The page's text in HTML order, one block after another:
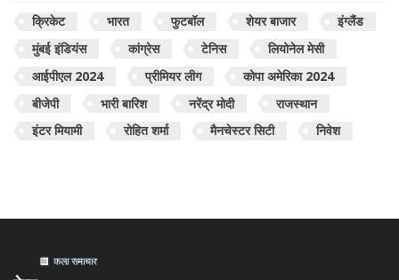
क्रिकेट भारत फुटबॉल शेयर बाजार
इंग्लैंड
मुंबई इंडियंस
कांग्रेस टेनिस
लियोनेल मेसी
आईपीएल 2024
प्रीमियर लीग
कोपा अमेरिका 2024
बीजेपी
भारी बारिश नरेंद्र मोदी
राजस्थान
इंटर मियामी
रोहित शर्मा मैनचेस्टर सिटी निवेश